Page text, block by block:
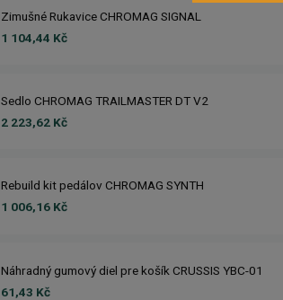
Zimušné Rukavice CHROMAG SIGNAL
1 104,44 Kč
Sedlo CHROMAG TRAILMASTER DT V2
2 223,62 Kč
Rebuild kit pedálov CHROMAG SYNTH
1 006,16 Kč
Náhradný gumový diel pre košík CRUSSIS YBC-01
61,43 Kč